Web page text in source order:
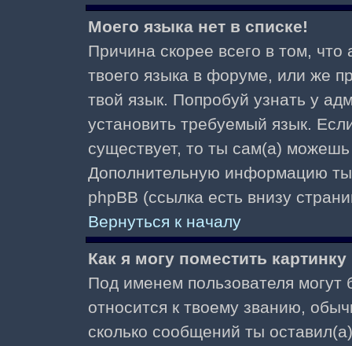
Моего языка нет в списке!
Причина скорее всего в том,
твоего языка в форуме, или же
твой язык. Попробуй узнать у
установить требуемый язык.
существует, то ты сам(а)
Дополнительную информацию
phpBB (ссылка есть внизу
Вернуться к началу
Как я могу поместить
Под именем пользователя могут
относится к твоему званию,
сколько сообщений ты